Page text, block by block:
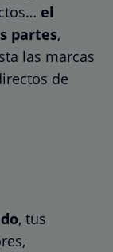
el
partes,
las marcas
de
, tus